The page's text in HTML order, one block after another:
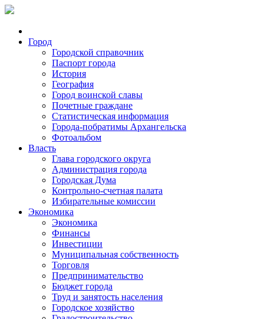
Город
Городской справочник
Паспорт города
История
География
Город воинской славы
Почетные граждане
Статистическая информация
Города-побратимы Архангельска
Фотоальбом
Власть
Глава городского округа
Администрация города
Городская Дума
Контрольно-счетная палата
Избирательные комиссии
Экономика
Экономика
Финансы
Инвестиции
Муниципальная собственность
Торговля
Предпринимательство
Бюджет города
Труд и занятость населения
Городское хозяйство